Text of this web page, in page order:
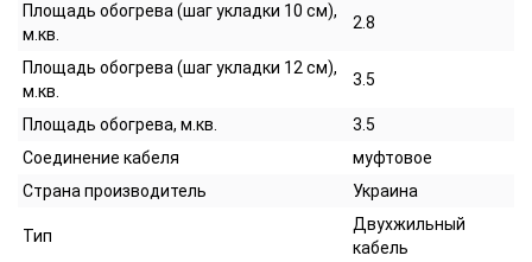
Площадь обогрева (шаг укладки 10 см),
м.кв.
2.8
Площадь обогрева (шаг укладки 12 см),
м.кв.
3.5
Площадь обогрева, м.кв.
3.5
Соединение кабеля
муфтовое
Страна производитель
Украина
Тип
Двухжильный
кабель